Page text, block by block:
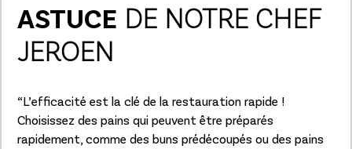
ASTUCE DE NOTRE CHEF
JEROEN
“L’efficacité est la clé de la restauration rapide !
Choisissez des pains qui peuvent être préparés
rapidement, comme des buns prédécoupés ou des pains